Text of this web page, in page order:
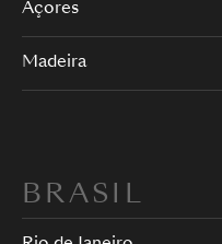
Açores
Madeira
BRASIL